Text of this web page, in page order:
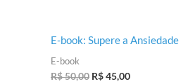
E-book: Supere a Ansiedade
E-book
R$50,00 R$45,00